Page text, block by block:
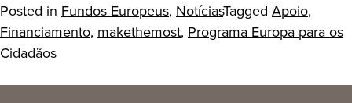
Posted in Fundos Europeus, NotíciasTagged Apoio,
Financiamento, makethemost, Programa Europa para os
Cidadãos